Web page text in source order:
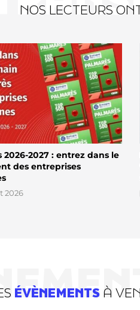
NOS LECTEURS
2026-2027 : entrez dans le
des entreprises
2026
ÉVÈNEMENTS À